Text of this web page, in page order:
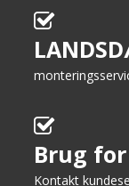
Brug
Kontakt